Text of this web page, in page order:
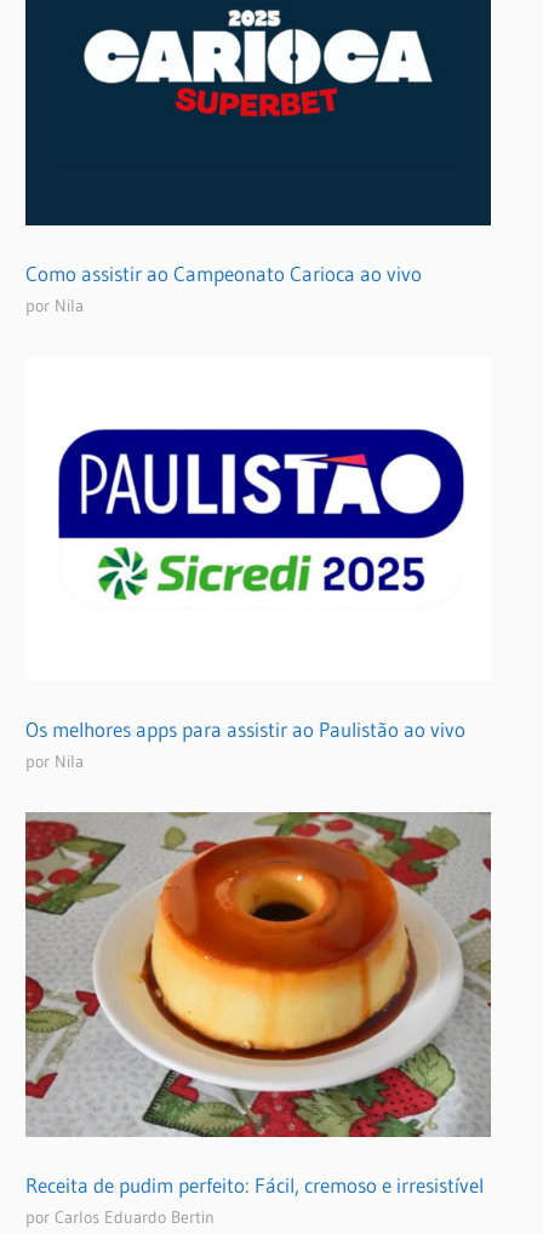
Como assistir ao Campeonato Carioca ao vivo
por Nila
Os melhores apps para assistir ao Paulistão ao vivo
por Nila
Receita de pudim perfeito: Fácil, cremoso e irresistível
por Carlos Eduardo Bertin